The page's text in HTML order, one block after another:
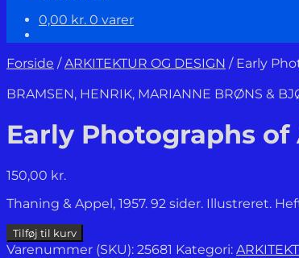
0,00 kr. 0 varer
Forside /ARKITEKTUR OG DESIGN / Early
BRAMSEN, HENRIK, MARIANNE BRØNS &
Early Photographs
150,00 kr.
Thaning & Appel, 1957. 92 sider. Illustreret.
Early
Photographs
Tilføj til kurv
Varenummer (SKU): 25681 Kategori: